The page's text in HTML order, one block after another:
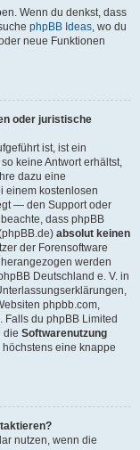
Wenn du denkst, dass
phpBB Ideas, wo du
neue Funktionen
oder juristische
ist, ist ein
keine Antwort erhältst,
dazu eine
einem kostenlosen
— den Support oder
dass phpBB
absolut keinen
der Forensoftware
werden
Deutschland e. V. in
phpbb.com,
du phpBB Limited
die Softwarenutzung
eine knappe
nutzen, wenn die